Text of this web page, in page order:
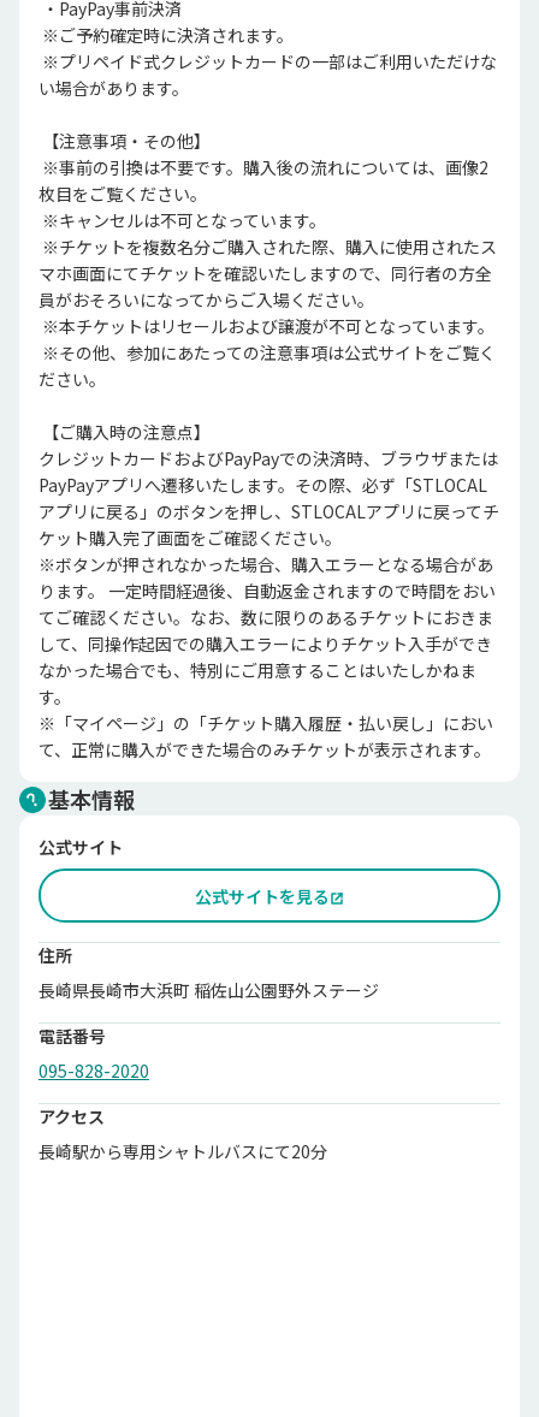
い場合があります。
枚目をご覧ください。
マホ画面にてチケットを確認いたしますので、同行者の方全
員がおそろいになってからご入場ください。
ださい。
クレジットカードおよびPayPayでの決済時、ブラウザまたは
PayPayアプリへ遷移いたします。その際、必ず「STLOCAL
アプリに戻る」のボタンを押し、STLOCALアプリに戻ってチ
ケット購入完了画面をご確認ください。
※ボタンが押されなかった場合、購入エラーとなる場合があ
ります。 一定時間経過後、自動返金されますので時間をおい
てご確認ください。なお、数に限りのあるチケットにおきま
して、同操作起因での購入エラーによりチケット入手ができ
なかった場合でも、特別にご用意することはいたしかねま
す。
※「マイページ」の「チケット購入履歴・払い戻し」におい
て、正常に購入ができた場合のみチケットが表示されます。
基本情報
公式サイト
公式サイトを見る
住所
長崎県長崎市大浜町 稲佐山公園野外ステージ
電話番号
095-828-2020
アクセス
長崎駅から専用シャトルバスにて20分